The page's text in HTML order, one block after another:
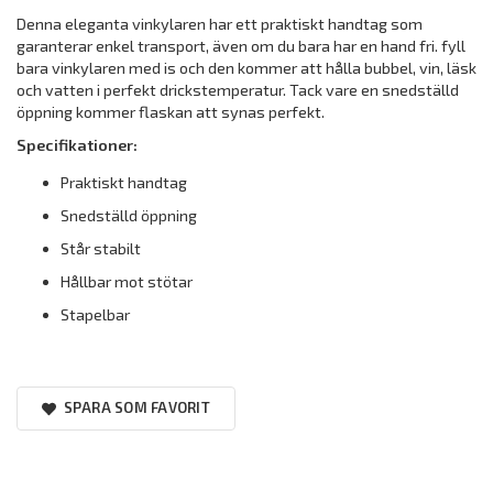
Denna eleganta vinkylaren har ett praktiskt handtag som
garanterar enkel transport, även om du bara har en hand fri. fyll
bara vinkylaren med is och den kommer att hålla bubbel, vin, läsk
och vatten i perfekt drickstemperatur. Tack vare en snedställd
öppning kommer flaskan att synas perfekt.
Specifikationer:
Praktiskt handtag
Snedställd öppning
Står stabilt
Hållbar mot stötar
Stapelbar
SPARA SOM FAVORIT